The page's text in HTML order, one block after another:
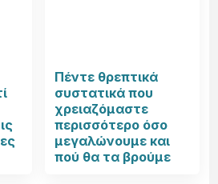
Πέντε θρεπτικά
συστατικά που
χρειαζόμαστε
περισσότερο όσο
μεγαλώνουμε και
πού θα τα βρούμε